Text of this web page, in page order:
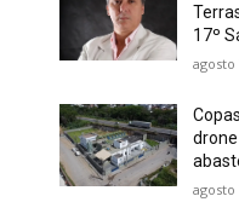
17º
agosto
agosto